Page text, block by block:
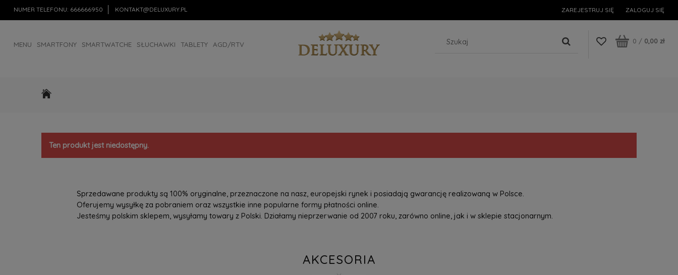
NUMER TELEFONU: 666666950 KONTAKT@DELUXURY.PL ZAREJESTRUJ SIĘ ZALOGUJ SIĘ
MENU SMARTFONY SMARTWATCHE SŁUCHAWKI TABLETY AGD/RTV 0 / 0,00 zł
Ten produkt jest niedostępny.
Sprzedawane produkty są 100% oryginalne, przeznaczone na nasz, europejski rynek i posiadają gwarancję realizowaną w Polsce.
Oferujemy wysyłkę za pobraniem oraz wszystkie inne popularne formy płatności online.
Jesteśmy polskim sklepem, wysyłamy towary z Polski. Działamy nieprzerwanie od 2007 roku, zarówno online, jak i w sklepie stacjonarnym.
AKCESORIA